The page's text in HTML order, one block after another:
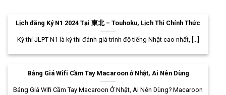
Lịch đăng Ký N1 2024 Tại 東北 – Touhoku, Lịch Thi Chính Thức
Kỳ thi JLPT N1 là kỳ thi đánh giá trình độ tiếng Nhật cao nhất, [...]
Bảng Giá Wifi Cầm Tay Macaroon ở Nhật, Ai Nên Dùng
Bảng Giá Wifi Cầm Tay Macaroon Ở Nhật, Ai Nên Dùng? Macaroon